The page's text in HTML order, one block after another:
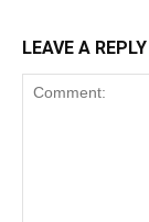
LEAVE A REPLY